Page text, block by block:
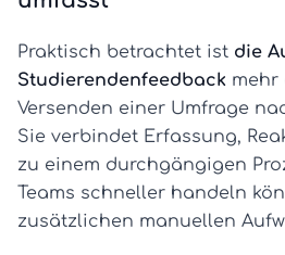
Praktisch betrachtet ist die
Studierendenfeedback mehr
Versenden einer Umfrage
Sie verbindet Erfassung,
zu einem durchgängigen
Teams schneller handeln
zusätzlichen manuellen